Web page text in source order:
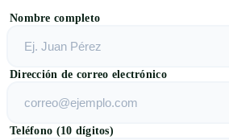
Nombre completo
Dirección de correo electrónico
Teléfono (10 dígitos)